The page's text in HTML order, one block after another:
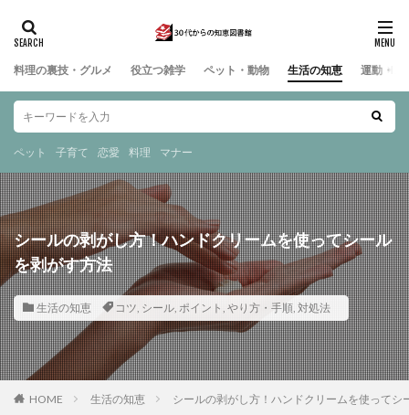
料理の裏技・グルメ 役立つ雑学 ペット・動物 生活の知恵 運動・ス
ペット 子育て 恋愛 料理 マナー
シールの剥がし方！ハンドクリームを使ってシール
を剥がす方法
生活の知恵 コツ, シール, ポイント , やり方・手順, 対処法
HOME 生活の知恵 シールの剥がし方！ハンドクリームを使ってシ